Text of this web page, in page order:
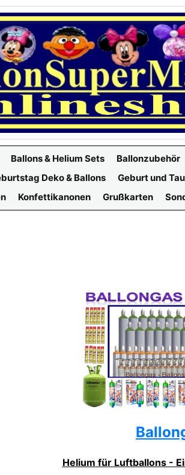
Ballons & Helium Sets Ballonzubehör
Deko & Ballons
Geburt und
Konfettikanonen Grußkarten
Helium für Luftballons -